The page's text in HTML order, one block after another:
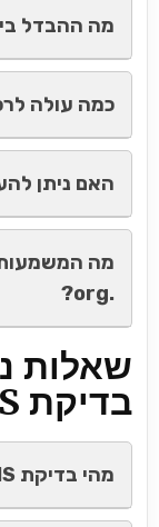
מה ההבדל בין
כמה עולה
האם ניתן
.org?
שאלות
בדיקת WHOIS
מהי בדיקת WHOIS?